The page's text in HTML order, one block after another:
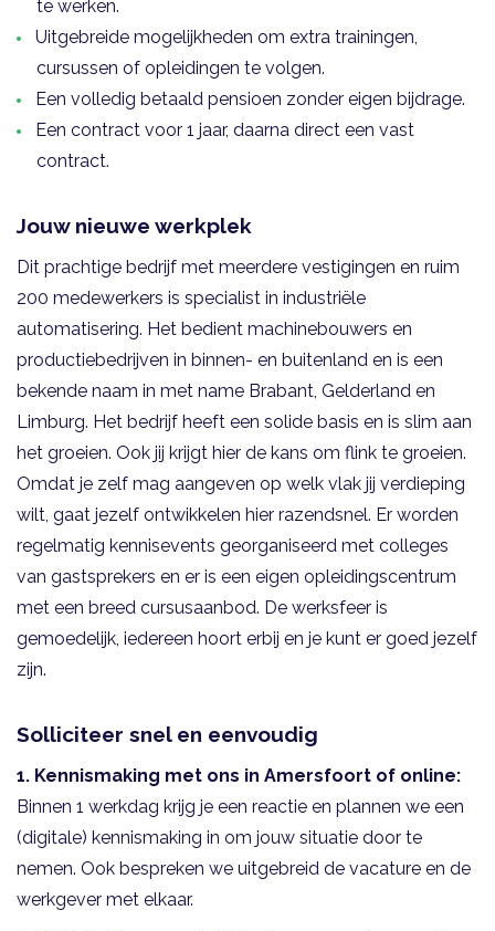
te werken.
Uitgebreide mogelijkheden om extra trainingen,
cursussen of opleidingen te volgen.
Een volledig betaald pensioen zonder eigen bijdrage.
Een contract voor 1 jaar, daarna direct een vast
contract.
Jouw nieuwe werkplek
Dit prachtige bedrijf met meerdere vestigingen en ruim
200 medewerkers is specialist in industriële
automatisering. Het bedient machinebouwers en
productiebedrijven in binnen- en buitenland en is een
bekende naam in met name Brabant, Gelderland en
Limburg. Het bedrijf heeft een solide basis en is slim aan
het groeien. Ook jij krijgt hier de kans om flink te groeien.
Omdat je zelf mag aangeven op welk vlak jij verdieping
wilt, gaat jezelf ontwikkelen hier razendsnel. Er worden
regelmatig kennisevents georganiseerd met colleges
van gastsprekers en er is een eigen opleidingscentrum
met een breed cursusaanbod. De werksfeer is
gemoedelijk, iedereen hoort erbij en je kunt er goed jezelf
zijn.
Solliciteer snel en eenvoudig
1. Kennismaking met ons in Amersfoort of online:
Binnen 1 werkdag krijg je een reactie en plannen we een
(digitale) kennismaking in om jouw situatie door te
nemen. Ook bespreken we uitgebreid de vacature en de
werkgever met elkaar.